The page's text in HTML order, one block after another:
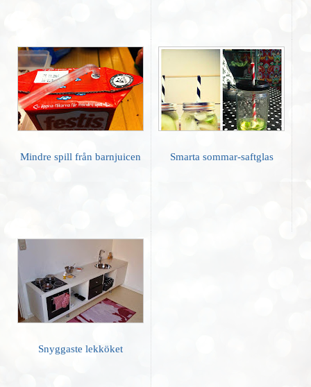
Mindre spill från barnjuicen Smarta sommar-saftglas
Snyggaste lekköket